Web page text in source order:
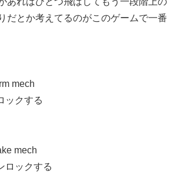
だとか考えてるのがこのゲームで一番
mech
ックする
mech
ロックする